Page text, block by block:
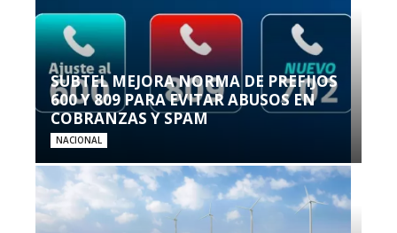
SUBTEL MEJORA NORMA DE PREFIJOS
600 Y 809 PARA EVITAR ABUSOS EN
COBRANZAS Y SPAM
NACIONAL